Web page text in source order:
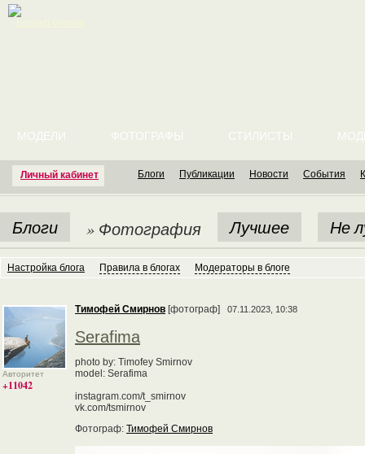
Личный кабинет
МОДЕЛИ ФОТОГРАФЫ СТИЛИСТЫ
Блоги Публикации Новости События
Блоги » Фотография Лучшее Не
Настройка блога Правила в блогах Модераторы в блоге
Авторитет
+11042
Тимофей Смирнов [фотограф] 07.11.2023, 10:38
Serafima
photo by: Timofey Smirnov
model: Serafima
instagram.com/t_smirnov
vk.com/tsmirnov
Фотограф: Тимофей Смирнов